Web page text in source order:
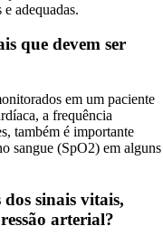
adequadas.
que devem ser
em um paciente
a frequência
também é importante
sangue (SpO2) em alguns
dos sinais vitais,
arterial?